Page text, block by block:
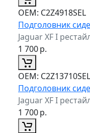
ОЕМ: C2Z4918SEL
Подголовник
Jaguar XF I
1 700р.
ОЕМ: C2Z13710SEL
Подголовник
Jaguar XF I
1 700р.